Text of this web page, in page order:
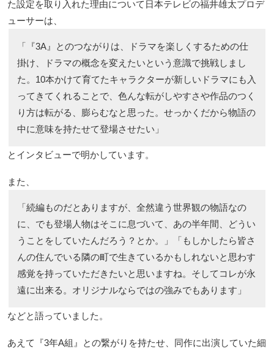
た設定を取り入れた理由について日本テレビの福井雄太プロデ
ューサーは、
「『3A』とのつながりは、ドラマを楽しくするための仕
掛け、ドラマの概念を変えたいという意識で挑戦しまし
た。10本かけて育てたキャラクターが新しいドラマにも入
ってきてくれることで、色んな転がしやすさや作品のつく
り方は転がる、膨らむなと思った。せっかくだから物語の
中に意味を持たせて登場させたい」
とインタビューで明かしています。
また、
「続編ものだとありますが、全然違う世界観の物語なの
に、でも登場人物はそこに息づいて、あの半年間、どうい
うことをしていたんだろう？とか。」「もしかしたら皆さ
んの住んでいる隣の町で生きているかもしれないと思わす
感覚を持っていただきたいと思いますね。そしてコレが永
遠に出来る。オリジナルならではの強みでもあります」
などと語っていました。
あえて『3年A組』との繋がりを持たせ、同作に出演していた細